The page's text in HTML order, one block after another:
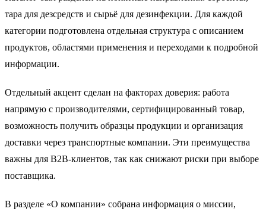
тара для дезсредств и сырьё для дезинфекции. Для каждой
категории подготовлена отдельная структура с описанием
продуктов, областями применения и переходами к подробной
информации.
Отдельный акцент сделан на факторах доверия: работа
напрямую с производителями, сертифицированный товар,
возможность получить образцы продукции и организация
доставки через транспортные компании. Эти преимущества
важны для B2B-клиентов, так как снижают риски при выборе
поставщика.
В разделе «О компании» собрана информация о миссии,